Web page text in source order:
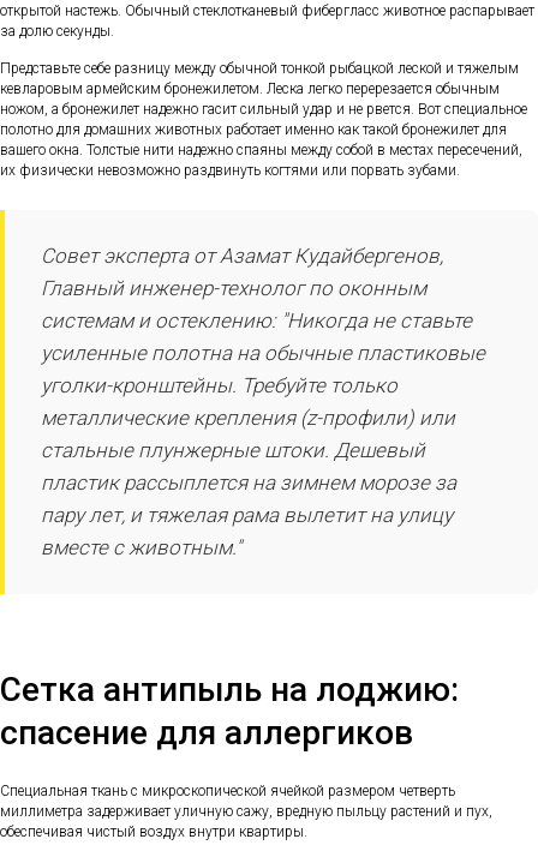
открытой настежь. Обычный стеклотканевый фибергласс животное распарывает
за долю секунды.
Представьте себе разницу между обычной тонкой рыбацкой леской и тяжелым
кевларовым армейским бронежилетом. Леска легко перерезается обычным
ножом, а бронежилет надежно гасит сильный удар и не рвется. Вот специальное
полотно для домашних животных работает именно как такой бронежилет для
вашего окна. Толстые нити надежно спаяны между собой в местах пересечений,
их физически невозможно раздвинуть когтями или порвать зубами.
Совет эксперта от Азамат Кудайбергенов,
Главный инженер-технолог по оконным
системам и остеклению: "Никогда не ставьте
усиленные полотна на обычные пластиковые
уголки-кронштейны. Требуйте только
металлические крепления (z-профили) или
стальные плунжерные штоки. Дешевый
пластик рассыплется на зимнем морозе за
пару лет, и тяжелая рама вылетит на улицу
вместе с животным."
Сетка антипыль на лоджию:
спасение для аллергиков
Специальная ткань с микроскопической ячейкой размером четверть
миллиметра задерживает уличную сажу, вредную пыльцу растений и пух,
обеспечивая чистый воздух внутри квартиры.